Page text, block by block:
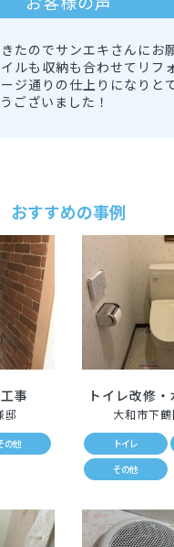
たのでサンエキさんにお
ルも収納も合わせてリフ
ジ通りの仕上りになりと
ございました！
おすすめの事例
事
邸
の他
トイレ改修
大和市下
トイレ
その他